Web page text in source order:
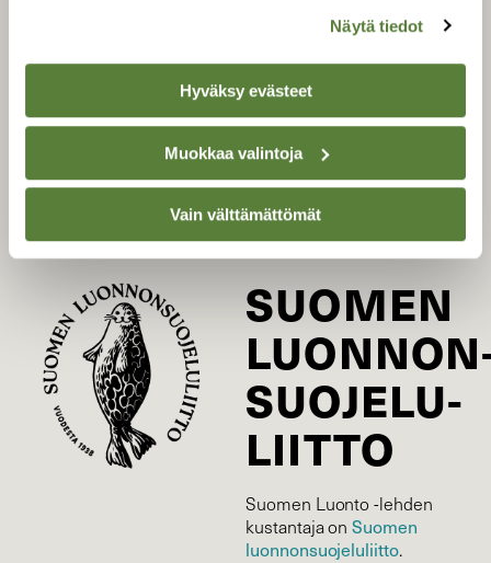
Näytä tiedot
Hyväksy evästeet
Muokkaa valintoja
Vain välttämättömät
LEHTI
Uusin lehti
Tilaa Suomen Luonto
Tilaa digilukuoikeus
Äänestä parasta juttua
Tilaa uutiskirje
SUOMEN
SUOJELU­
LIITTO
Suomen Luonto -lehden
kustantaja onSuomen
luonnonsuojelu­liitto.